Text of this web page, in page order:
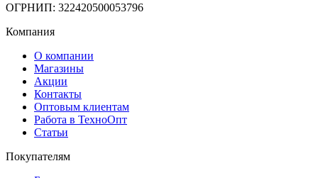
ОГРНИП: 322420500053796
Компания
О компании
Магазины
Акции
Контакты
Оптовым клиентам
Работа в ТехноОпт
Статьи
Покупателям